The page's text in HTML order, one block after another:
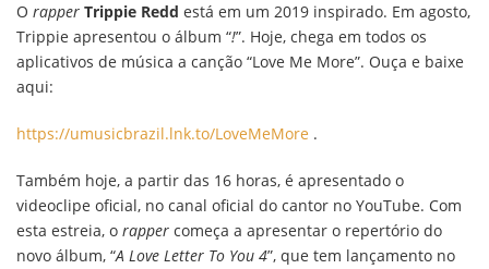
O rapper Trippie Redd está em um 2019 inspirado. Em agosto,
Trippie apresentou o álbum “!”. Hoje, chega em todos os
aplicativos de música a canção “Love Me More”. Ouça e baixe
aqui:
https://umusicbrazil.lnk.to/LoveMeMore .
Também hoje, a partir das 16 horas, é apresentado o
videoclipe oficial, no canal oficial do cantor no YouTube. Com
esta estreia, o rapper começa a apresentar o repertório do
novo álbum, “A Love Letter To You 4”, que tem lançamento no